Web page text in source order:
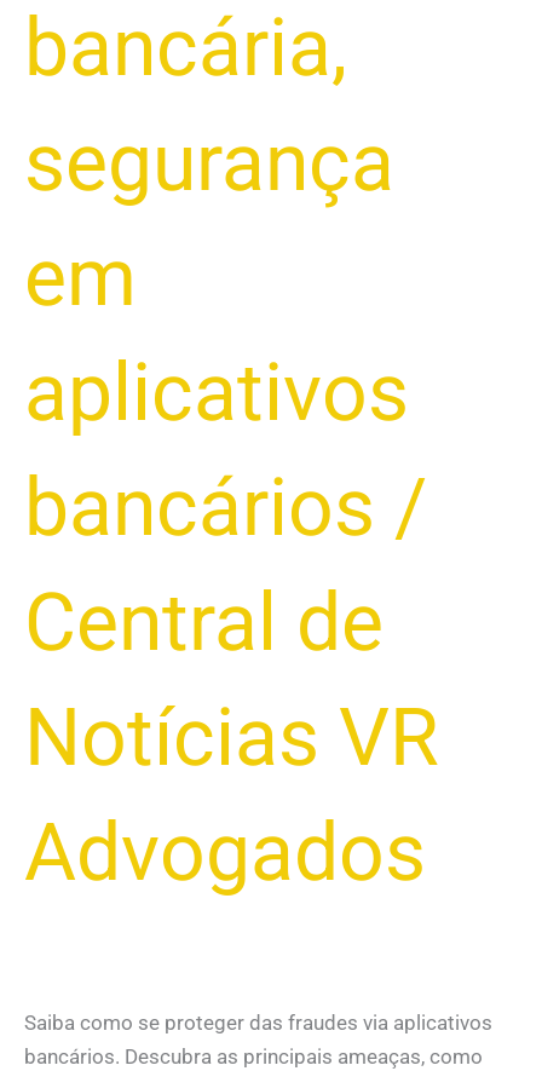
bancária,
segurança
em
aplicativos
bancários /
Central de
Notícias VR
Advogados
Saiba como se proteger das fraudes via aplicativos
bancários. Descubra as principais ameaças, como